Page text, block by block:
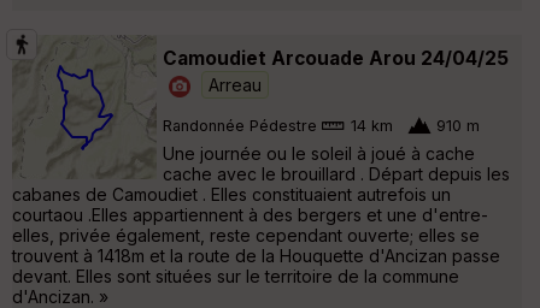
Camoudiet Arcouade Arou 24/04/25
Arreau
Randonnée Pédestre 14 km 910 m
Une journée ou le soleil à joué à cache
cache avec le brouillard . Départ depuis les
cabanes de Camoudiet . Elles constituaient autrefois un
courtaou .Elles appartiennent à des bergers et une d'entre-
elles, privée également, reste cependant ouverte; elles se
trouvent à 1418m et la route de la Houquette d'Ancizan passe
devant. Elles sont situées sur le territoire de la commune
d'Ancizan. »